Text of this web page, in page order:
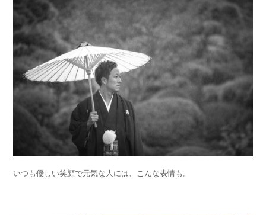
いつも優しい笑顔で元気な人には、こんな表情も。